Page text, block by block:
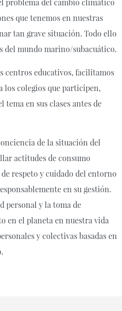
problema del cambio climático
que tenemos en nuestras
tan grave situación. Todo ello
del mundo marino/subacuático.
centros educativos, facilitamos
colegios que participen,
tema en sus clases antes de
de la situación del
actitudes de consumo
respeto y cuidado del entorno
en su gestión.
personal y la toma de
en el planeta en nuestra vida
y colectivas basadas en